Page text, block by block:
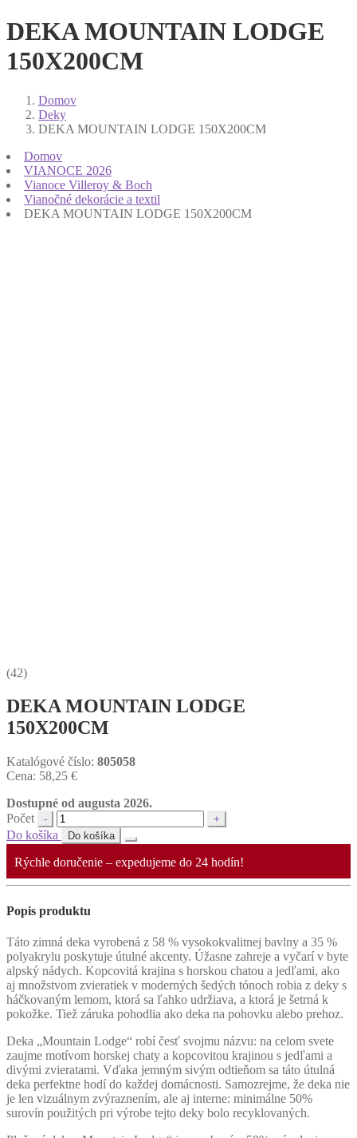
DEKA MOUNTAIN LODGE
150X200CM
Domov
Deky
DEKA MOUNTAIN LODGE 150X200CM
Domov
VIANOCE 2026
Vianoce Villeroy & Boch
Vianočné dekorácie a textil
DEKA MOUNTAIN LODGE 150X200CM
(42)
DEKA MOUNTAIN LODGE
150X200CM
Katalógové číslo: 805058
Cena: 58,25 €
Dostupné od augusta 2026.
Počet
Do košíka
Do košíka
Rýchle doručenie – expedujeme do 24 hodín!
Popis produktu
Táto zimná deka vyrobená z 58 % vysokokvalitnej bavlny a 35 %
polyakrylu poskytuje útulné akcenty. Úžasne zahreje a vyčarí v byte
alpský nádych. Kopcovitá krajina s horskou chatou a jedľami, ako
aj množstvom zvieratiek v moderných šedých tónoch robia z deky s
háčkovaným lemom, ktorá sa ľahko udržiava, a ktorá je šetrná k
pokožke. Tiež záruka pohodlia ako deka na pohovku alebo prehoz.
Deka „Mountain Lodge“ robí česť svojmu názvu: na celom svete
zaujme motívom horskej chaty a kopcovitou krajinou s jedľami a
divými zvieratami. Vďaka jemným sivým odtieňom sa táto útulná
deka perfektne hodí do každej domácnosti. Samozrejme, že deka nie
je len vizuálnym zvýraznením, ale aj interne: minimálne 50%
surovín použitých pri výrobe tejto deky bolo recyklovaných.